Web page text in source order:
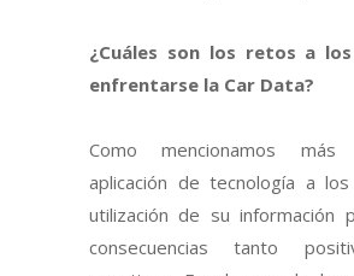
¿Cuáles son los retos a
enfrentarse la Car Data?
Como mencionamos
aplicación de tecnología a
utilización de su información
consecuencias tanto